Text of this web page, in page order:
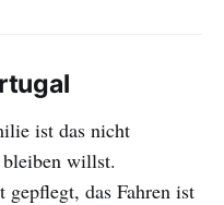
ist das nicht
willst.
gepflegt, das Fahren ist